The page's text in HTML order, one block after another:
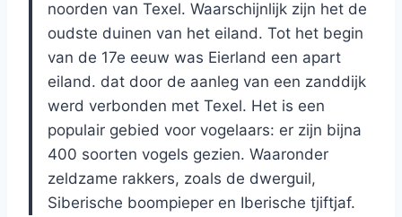
noorden van Texel. Waarschijnlijk zijn het de
oudste duinen van het eiland. Tot het begin
van de 17e eeuw was Eierland een apart
eiland. dat door de aanleg van een zanddijk
werd verbonden met Texel. Het is een
populair gebied voor vogelaars: er zijn bijna
400 soorten vogels gezien. Waaronder
zeldzame rakkers, zoals de dwerguil,
Siberische boompieper en Iberische tjiftjaf.